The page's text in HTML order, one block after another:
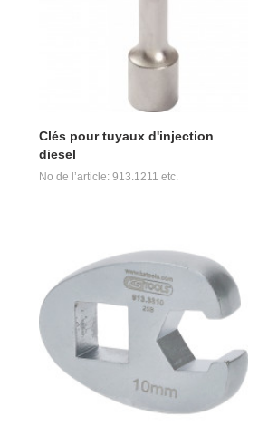
Clés pour tuyaux d'injection
diesel
No de l’article: 913.1211 etc.